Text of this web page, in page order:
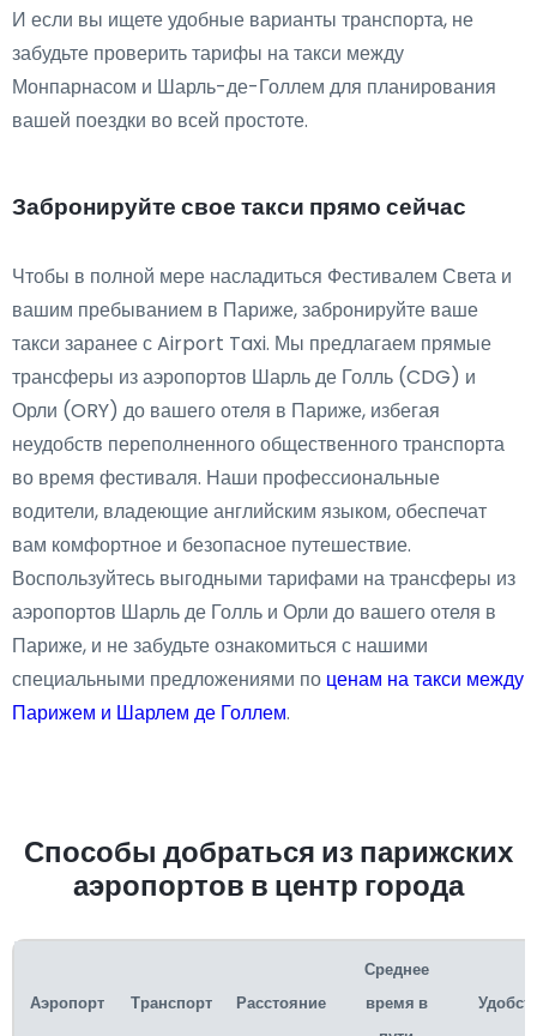
И если вы ищете удобные варианты транспорта, не
забудьте проверить тарифы на такси между
Монпарнасом и Шарль-де-Голлем для планирования
вашей поездки во всей простоте.
Забронируйте свое такси прямо сейчас
Чтобы в полной мере насладиться Фестивалем Света и
вашим пребыванием в Париже, забронируйте ваше
такси заранее с Airport Taxi. Мы предлагаем прямые
трансферы из аэропортов Шарль де Голль (CDG) и
Орли (ORY) до вашего отеля в Париже, избегая
неудобств переполненного общественного транспорта
во время фестиваля. Наши профессиональные
водители, владеющие английским языком, обеспечат
вам комфортное и безопасное путешествие.
Воспользуйтесь выгодными тарифами на трансферы из
аэропортов Шарль де Голль и Орли до вашего отеля в
Париже, и не забудьте ознакомиться с нашими
специальными предложениями по ценам на такси между
Парижем и Шарлем де Голлем.
Способы добраться из парижских
аэропортов в центр города
Аэропорт Транспорт Расстояние
Среднее
время в